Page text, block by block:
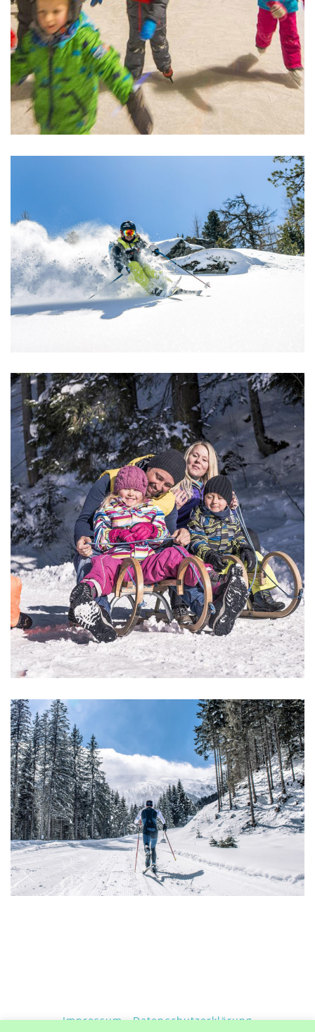
Eislaufen
WINTER & ERLEBEN
Alpin Ski
WINTER & ERLEBEN
Rodeln
Impressum Datenschutzerklärung